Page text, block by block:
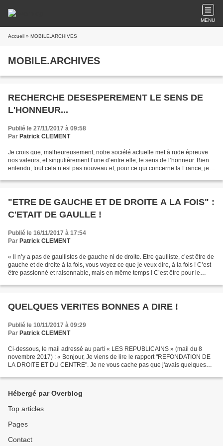
MENU
Accueil » MOBILE.ARCHIVES
MOBILE.ARCHIVES
RECHERCHE DESESPEREMENT LE SENS DE
L'HONNEUR...
Publié le 27/11/2017 à 09:58
Par Patrick CLEMENT
Je crois que, malheureusement, notre société actuelle met à rude épreuve
nos valeurs, et singulièrement l’une d’entre elle, le sens de l’honneur. Bien
entendu, tout cela n’est pas nouveau et, pour ce qui concerne la France, je
"ETRE DE GAUCHE ET DE DROITE A LA FOIS" :
C'ETAIT DE GAULLE !
Publié le 16/11/2017 à 17:54
Par Patrick CLEMENT
« Il n’y a pas de gaullistes de gauche ni de droite. Etre gaulliste, c’est être de
gauche et de droite à la fois, vous voyez ce que je veux dire, à la fois ! C’est
être passionné et raisonnable, mais en même temps ! C’est être pour le
QUELQUES VERITES BONNES A DIRE !
Publié le 10/11/2017 à 09:29
Par Patrick CLEMENT
Ci-dessous, le mail adressé au parti « LES REPUBLICAINS » (mail du 8
novembre 2017) : « Bonjour, Je viens de lire le rapport "REFONDATION DE
LA DROITE ET DU CENTRE". Je ne vous cache pas que j'avais quelques
Hébergé par Overblog
Top articles
Pages
Contact